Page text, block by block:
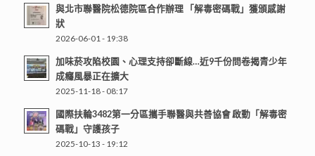
與北市聯醫院松德院區合作辦理 「解毒密碼戰」獲頒感謝
狀
2026-06-01 - 19:38
加味菸攻陷校園、心理支持卻斷線…近9千份問卷揭青少年
成癮風暴正在擴大
2025-11-18 - 08:17
國際扶輪3482第一分區攜手聯醫與共善協會 啟動「解毒密
碼戰」守護孩子
2025-10-13 - 19:12